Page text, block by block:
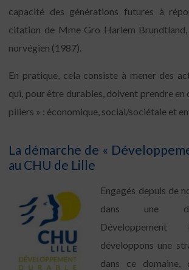
capacité des générations futures à
citation de Mme Gro Harlem
norvégien (1987).
En pratique, cela consiste à mener des
qui, pour être durables, doivent prendre en
piliers » : économique, social/sociétale et
La démarche de «
au CHU de Lille
Engagés depuis de
dans une
Développement
développons une
dans ce